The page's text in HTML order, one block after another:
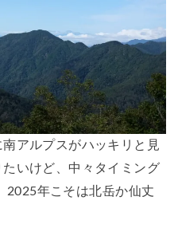
アルプスがハッキリと見
たいけど、中々タイミング
2025年こそは北岳か仙丈